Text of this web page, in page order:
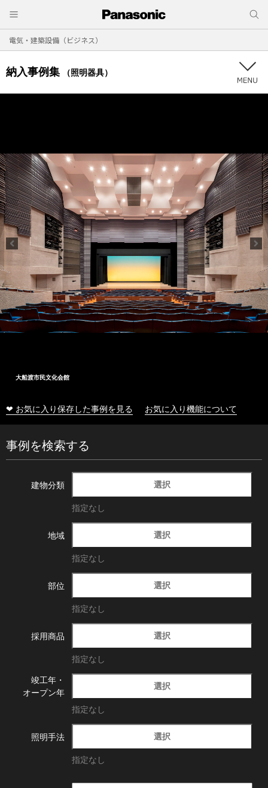
電気・建築設備（ビジネス）
納入事例集 （照明器具）
大船渡市民文化会館
❤ お気に入り保存した事例を見る お気に入り機能について
事例を検索する
建物分類 選択
指定なし
地域 選択
指定なし
部位 選択
指定なし
採用商品 選択
指定なし
竣工年・
オープン年
選択
指定なし
照明手法 選択
指定なし